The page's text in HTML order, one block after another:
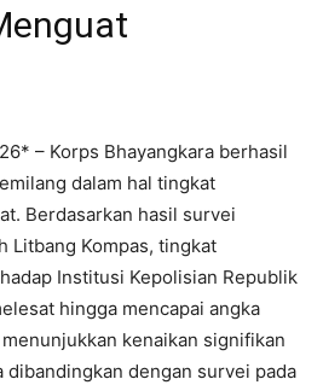
– Korps Bhayangkara berhasil
dalam hal tingkat
Berdasarkan hasil survei
Litbang Kompas, tingkat
Institusi Kepolisian Republik
hingga mencapai angka
kenaikan signifikan
dibandingkan dengan survei pada